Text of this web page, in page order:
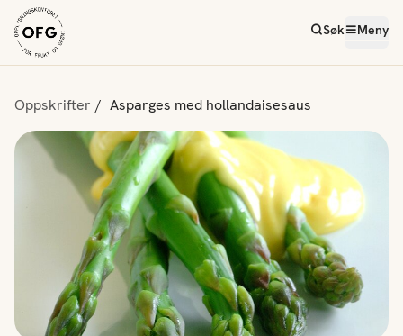
Søk Meny
Oppskrifter Asparges med hollandaisesaus